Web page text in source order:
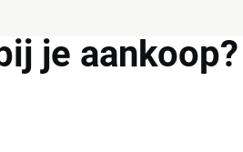
je aankoop?